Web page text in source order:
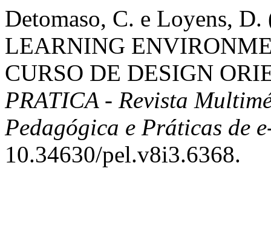
Detomaso, C. e Loyens,
LEARNING
CURSO DE DESIGN
PRATICA - Revista
Pedagógica e Práticas de
10.34630/pel.v8i3.6368.